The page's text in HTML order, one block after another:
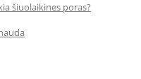
šiuolaikines poras?